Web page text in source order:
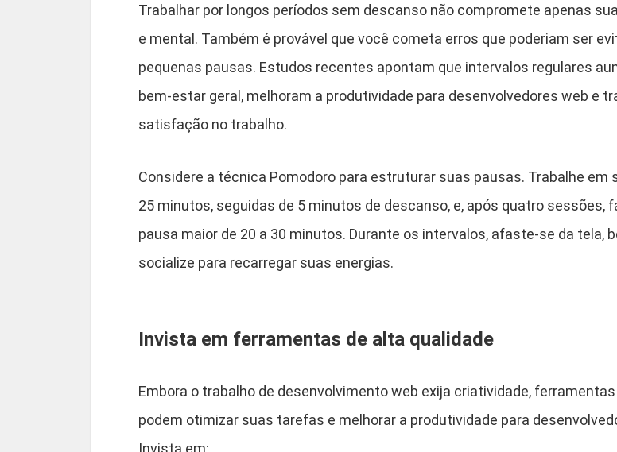
Trabalhar por longos períodos sem descanso não compromete apenas
e mental. Também é provável que você cometa erros que poderiam ser
pequenas pausas. Estudos recentes apontam que intervalos regulares
bem-estar geral, melhoram a produtividade para desenvolvedores web e
satisfação no trabalho.
Considere a técnica Pomodoro para estruturar suas pausas. Trabalhe em
25 minutos, seguidas de 5 minutos de descanso, e, após quatro sessões,
pausa maior de 20 a 30 minutos. Durante os intervalos, afaste-se da tela,
socialize para recarregar suas energias.
Invista em ferramentas de alta qualidade
Embora o trabalho de desenvolvimento web exija criatividade,
podem otimizar suas tarefas e melhorar a produtividade para
Invista em: